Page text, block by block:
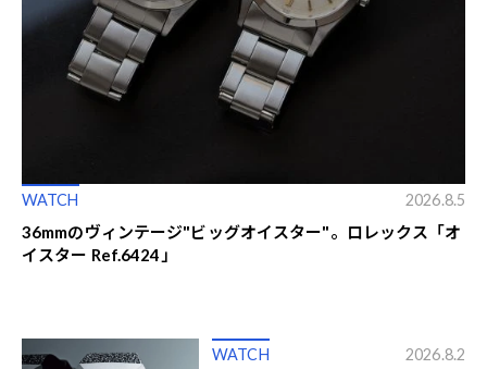
WATCH 2026.8.5
36mmのヴィンテージ"ビッグオイスター"。ロレックス「オ
イスター Ref.6424」
WATCH 2026.8.2